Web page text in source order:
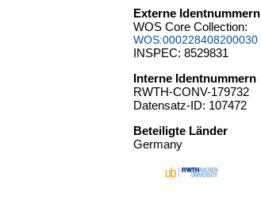
Externe Identnummern
WOS Core Collection:
WOS:000228408200030
INSPEC: 8529831
Interne Identnummern
RWTH-CONV-179732
Datensatz-ID: 107472
Beteiligte Länder
Germany